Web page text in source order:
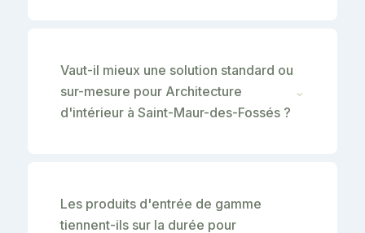
Vaut-il mieux une solution standard ou
sur-mesure pour Architecture
d'intérieur à Saint-Maur-des-Fossés ?
⌄
Les produits d'entrée de gamme
tiennent-ils sur la durée pour